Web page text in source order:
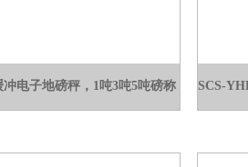
电子地磅秤，1吨3吨5吨磅称